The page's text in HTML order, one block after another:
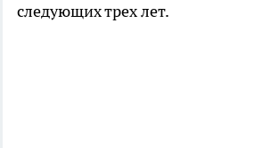
следующих трех лет.